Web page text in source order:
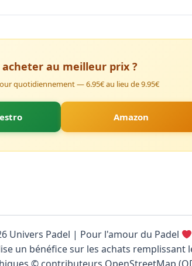
acheter au meilleur prix ?
quotidiennement — 6.95€ au lieu de 9.95€
Amazon
Univers Padel | Pour l'amour du Padel
un bénéfice sur les achats remplissant